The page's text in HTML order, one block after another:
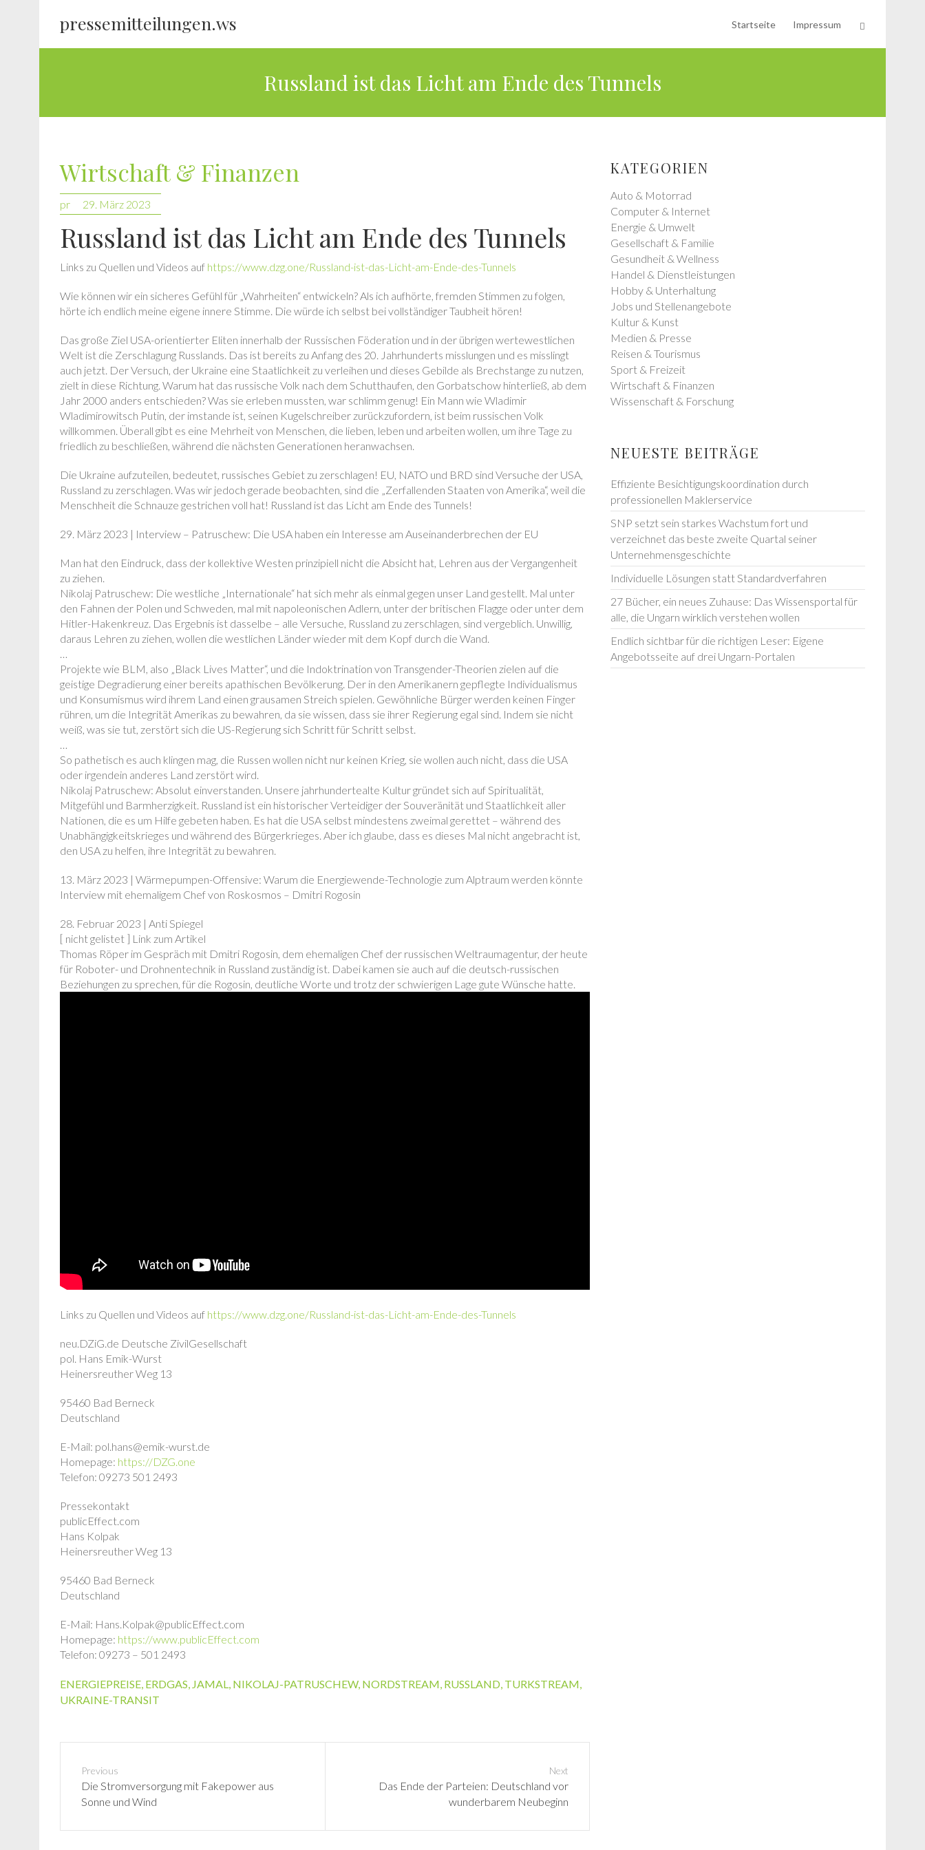
pressemitteilungen.ws Startseite Impressum
Russland ist das Licht am Ende des Tunnels
Wirtschaft & Finanzen
pr 29. März 2023
Russland ist das Licht am Ende des Tunnels
Links zu Quellen und Videos auf https://www.dzg.one/Russland-ist-das-Licht-am-Ende-des-Tunnels
Wie können wir ein sicheres Gefühl für „Wahrheiten“ entwickeln? Als ich aufhörte, fremden Stimmen zu folgen,
hörte ich endlich meine eigene innere Stimme. Die würde ich selbst bei vollständiger Taubheit hören!
Das große Ziel USA-orientierter Eliten innerhalb der Russischen Föderation und in der übrigen wertewestlichen
Welt ist die Zerschlagung Russlands. Das ist bereits zu Anfang des 20. Jahrhunderts misslungen und es misslingt
auch jetzt. Der Versuch, der Ukraine eine Staatlichkeit zu verleihen und dieses Gebilde als Brechstange zu nutzen,
zielt in diese Richtung. Warum hat das russische Volk nach dem Schutthaufen, den Gorbatschow hinterließ, ab dem
Jahr 2000 anders entschieden? Was sie erleben mussten, war schlimm genug! Ein Mann wie Wladimir
Wladimirowitsch Putin, der imstande ist, seinen Kugelschreiber zurückzufordern, ist beim russischen Volk
willkommen. Überall gibt es eine Mehrheit von Menschen, die lieben, leben und arbeiten wollen, um ihre Tage zu
friedlich zu beschließen, während die nächsten Generationen heranwachsen.
Die Ukraine aufzuteilen, bedeutet, russisches Gebiet zu zerschlagen! EU, NATO und BRD sind Versuche der USA,
Russland zu zerschlagen. Was wir jedoch gerade beobachten, sind die „Zerfallenden Staaten von Amerika“, weil die
Menschheit die Schnauze gestrichen voll hat! Russland ist das Licht am Ende des Tunnels!
29. März 2023 | Interview – Patruschew: Die USA haben ein Interesse am Auseinanderbrechen der EU
Man hat den Eindruck, dass der kollektive Westen prinzipiell nicht die Absicht hat, Lehren aus der Vergangenheit
zu ziehen.
Nikolaj Patruschew: Die westliche „Internationale“ hat sich mehr als einmal gegen unser Land gestellt. Mal unter
den Fahnen der Polen und Schweden, mal mit napoleonischen Adlern, unter der britischen Flagge oder unter dem
Hitler-Hakenkreuz. Das Ergebnis ist dasselbe – alle Versuche, Russland zu zerschlagen, sind vergeblich. Unwillig,
daraus Lehren zu ziehen, wollen die westlichen Länder wieder mit dem Kopf durch die Wand.
…
Projekte wie BLM, also „Black Lives Matter“, und die Indoktrination von Transgender-Theorien zielen auf die
geistige Degradierung einer bereits apathischen Bevölkerung. Der in den Amerikanern gepflegte Individualismus
und Konsumismus wird ihrem Land einen grausamen Streich spielen. Gewöhnliche Bürger werden keinen Finger
rühren, um die Integrität Amerikas zu bewahren, da sie wissen, dass sie ihrer Regierung egal sind. Indem sie nicht
weiß, was sie tut, zerstört sich die US-Regierung sich Schritt für Schritt selbst.
…
So pathetisch es auch klingen mag, die Russen wollen nicht nur keinen Krieg, sie wollen auch nicht, dass die USA
oder irgendein anderes Land zerstört wird.
Nikolaj Patruschew: Absolut einverstanden. Unsere jahrhundertealte Kultur gründet sich auf Spiritualität,
Mitgefühl und Barmherzigkeit. Russland ist ein historischer Verteidiger der Souveränität und Staatlichkeit aller
Nationen, die es um Hilfe gebeten haben. Es hat die USA selbst mindestens zweimal gerettet – während des
Unabhängigkeitskrieges und während des Bürgerkrieges. Aber ich glaube, dass es dieses Mal nicht angebracht ist,
den USA zu helfen, ihre Integrität zu bewahren.
13. März 2023 | Wärmepumpen-Offensive: Warum die Energiewende-Technologie zum Alptraum werden könnte
Interview mit ehemaligem Chef von Roskosmos – Dmitri Rogosin
28. Februar 2023 | Anti Spiegel
[ nicht gelistet ] Link zum Artikel
Thomas Röper im Gespräch mit Dmitri Rogosin, dem ehemaligen Chef der russischen Weltraumagentur, der heute
für Roboter- und Drohnentechnik in Russland zuständig ist. Dabei kamen sie auch auf die deutsch-russischen
Beziehungen zu sprechen, für die Rogosin, deutliche Worte und trotz der schwierigen Lage gute Wünsche hatte.
Links zu Quellen und Videos auf https://www.dzg.one/Russland-ist-das-Licht-am-Ende-des-Tunnels
neu.DZiG.de Deutsche ZivilGesellschaft
pol. Hans Emik-Wurst
Heinersreuther Weg 13
95460 Bad Berneck
Deutschland
E-Mail: pol.hans@emik-wurst.de
Homepage: https://DZG.one
Telefon: 09273 501 2493
Pressekontakt
publicEffect.com
Hans Kolpak
Heinersreuther Weg 13
95460 Bad Berneck
Deutschland
E-Mail: Hans.Kolpak@publicEffect.com
Homepage: https://www.publicEffect.com
Telefon: 09273 – 501 2493
ENERGIEPREISE, ERDGAS, JAMAL, NIKOLAJ-PATRUSCHEW, NORDSTREAM, RUSSLAND, TURKSTREAM,
UKRAINE-TRANSIT
Previous
P
r
v
Die Stromversorgung mit Fakepower aus
Sonne und Wind
Next
t
Das Ende der Parteien: Deutschland vor
wunderbarem Neubeginn
KATEGORIEN
Auto & Motorrad
Computer & Internet
Energie & Umwelt
Gesellschaft & Familie
Gesundheit & Wellness
Handel & Dienstleistungen
Hobby & Unterhaltung
Jobs und Stellenangebote
Kultur & Kunst
Medien & Presse
Reisen & Tourismus
Sport & Freizeit
Wirtschaft & Finanzen
Wissenschaft & Forschung
NEUESTE BEITRÄGE
Effiziente Besichtigungskoordination durch
professionellen Maklerservice
SNP setzt sein starkes Wachstum fort und
verzeichnet das beste zweite Quartal seiner
Unternehmensgeschichte
Individuelle Lösungen statt Standardverfahren
27 Bücher, ein neues Zuhause: Das Wissensportal für
alle, die Ungarn wirklich verstehen wollen
Endlich sichtbar für die richtigen Leser: Eigene
Angebotsseite auf drei Ungarn-Portalen